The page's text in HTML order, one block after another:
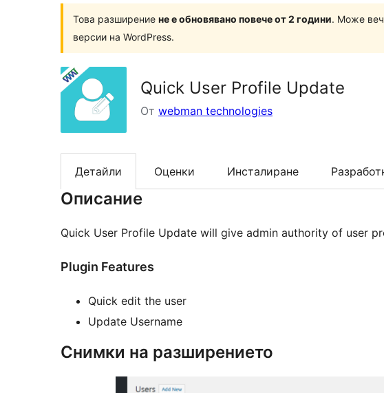
Това разширение не е обновявано повече от 2 години. Може
версии на WordPress.
Quick User Profile Update
От webman technologies
Детайли Оценки Инсталиране
Описание
Quick User Profile Update will give admin authority of user
Plugin Features
Quick edit the user
Update Username
Снимки на разширението